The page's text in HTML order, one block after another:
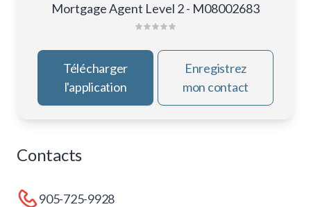
Mortgage Agent Level 2 - M08002683
Télécharger
l'application
Enregistrez
mon contact
Contacts
905-725-9928